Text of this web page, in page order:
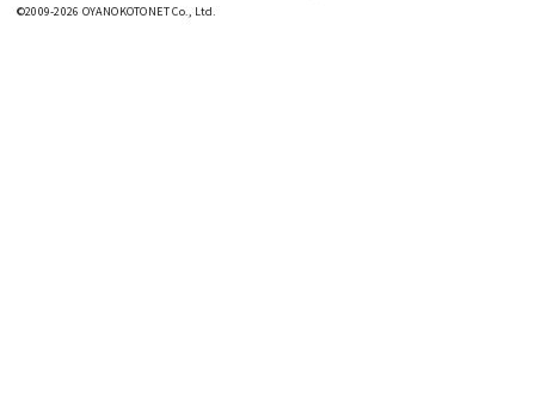
©2009-2026 OYANOKOTONET Co., Ltd.